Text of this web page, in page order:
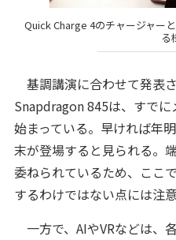
Quick Charge 4のチャージャー
る
基調講演に合わせて発表
Snapdragon 845は、すで
始まっている。早ければ年
末が登場すると見られる。
委ねられているため、ここ
するわけではない点には注
一方で、AIやVRなどは、